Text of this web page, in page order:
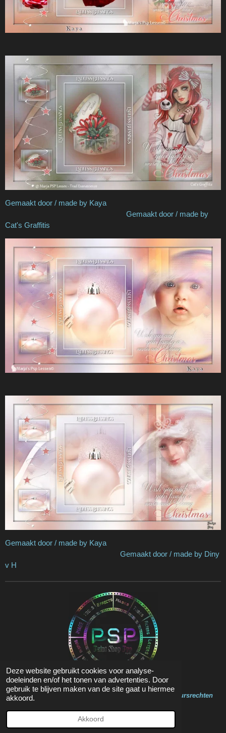
Deze website gebruikt cookies voor analyse-
doeleinden en/of het tonen van advertenties. Door
gebruik te blijven maken van de site gaat u hiermee
akkoord.
Akkoord
Gemaakt door / made by Kaya
Gemaakt door / made by
Cat's Graffitis
Gemaakt door / made by Kaya
Gemaakt door / made by Diny
v H
Op de inhoud van deze website zit Copyright en Auteursrechten